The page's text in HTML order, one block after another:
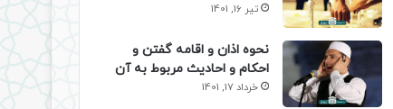
تیر 16, 1401
نحوه اذان و اقامه گفتن و
احکام و احادیث مربوط به آن
خرداد 17, 1401